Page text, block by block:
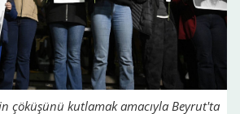
çöküşünü kutlamak amacıyla Beyrut'ta